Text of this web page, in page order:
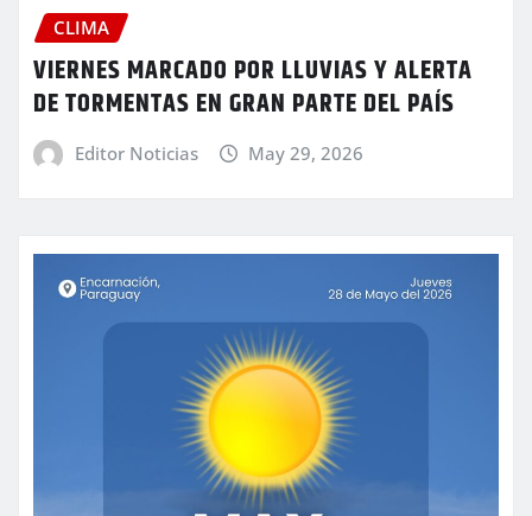
CLIMA
VIERNES MARCADO POR LLUVIAS Y ALERTA
DE TORMENTAS EN GRAN PARTE DEL PAÍS
Editor Noticias May 29, 2026